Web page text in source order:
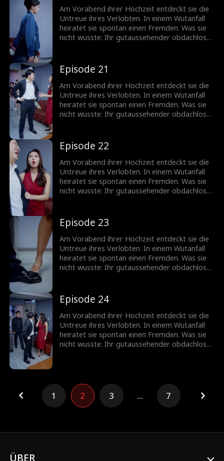
Am Vorabend ihrer Hochzeit entdeckt sie die
Untreue ihres Verlobten. In einem Wutanfall
heiratet sie spontan einen Fremden. Was sie
nicht wusste: Ihr gutaussehender obdachloser
Episode 21
Am Vorabend ihrer Hochzeit entdeckt sie die
Untreue ihres Verlobten. In einem Wutanfall
heiratet sie spontan einen Fremden. Was sie
nicht wusste: Ihr gutaussehender obdachloser
Episode 22
Am Vorabend ihrer Hochzeit entdeckt sie die
Untreue ihres Verlobten. In einem Wutanfall
heiratet sie spontan einen Fremden. Was sie
nicht wusste: Ihr gutaussehender obdachloser
Episode 23
Am Vorabend ihrer Hochzeit entdeckt sie die
Untreue ihres Verlobten. In einem Wutanfall
heiratet sie spontan einen Fremden. Was sie
nicht wusste: Ihr gutaussehender obdachloser
Episode 24
Am Vorabend ihrer Hochzeit entdeckt sie die
Untreue ihres Verlobten. In einem Wutanfall
heiratet sie spontan einen Fremden. Was sie
nicht wusste: Ihr gutaussehender obdachloser
1 2 3 ... 7
ÜBER